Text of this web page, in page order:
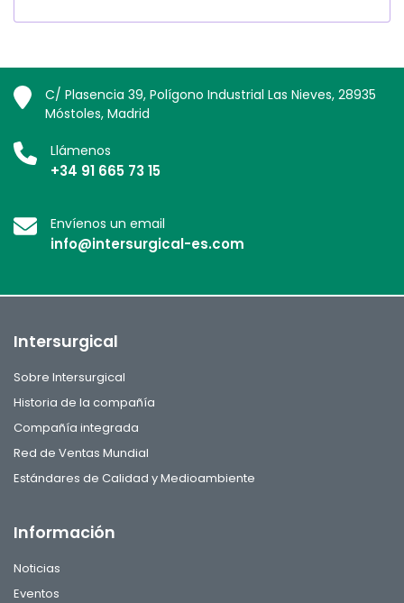
C/ Plasencia 39, Polígono Industrial Las Nieves, 28935
Móstoles, Madrid
Llámenos
+34 91 665 73 15
Envíenos un email
info@intersurgical-es.com
Intersurgical
Sobre Intersurgical
Historia de la compañía
Compañía integrada
Red de Ventas Mundial
Estándares de Calidad y Medioambiente
Información
Noticias
Eventos